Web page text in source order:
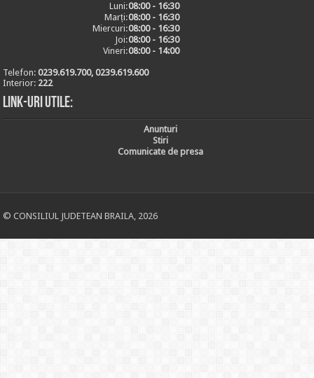
Luni:08:00 - 16:30
Marți:08:00 - 16:30
Miercuri:08:00 - 16:30
Joi:08:00 - 16:30
Vineri:08:00 - 14:00
Telefon:0239.619.700, 0239.619.600
Interior: 222
Link-uri utile:
Anunturi
Stiri
Comunicate de presa
© CONSILIUL JUDETEAN BRAILA, 2026